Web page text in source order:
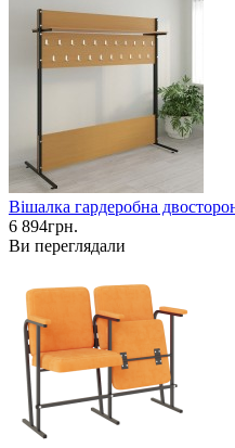
Вішалка гардеробна
6 894грн.
Ви переглядали